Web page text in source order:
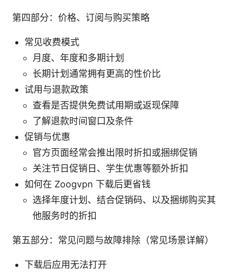
第四部分：价格、订阅与购买策略
常见收费模式
月度、年度和多期计划
长期计划通常拥有更高的性价比
试用与退款政策
查看是否提供免费试用期或返现保障
了解退款时间窗口及条件
促销与优惠
官方页面经常会推出限时折扣或捆绑促销
关注节日促销日、学生优惠等额外折扣
如何在 Zoogvpn 下载后更省钱
选择年度计划、结合促销码、以及捆绑购买其
他服务时的折扣
第五部分：常见问题与故障排除（常见场景详解）
下载后应用无法打开